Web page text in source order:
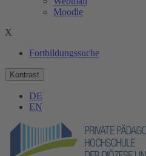
Moodle
X
Fortbildungssuche
Kontrast
DE
EN